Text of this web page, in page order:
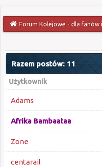
Forum Kolejowe - dla fanów
Razem postów: 11
Użytkownik
Adams
Afrika Bambaataa
Zone
centarail